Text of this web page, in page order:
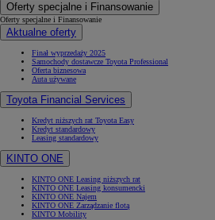
Oferty specjalne i Finansowanie
Oferty specjalne i Finansowanie
Aktualne oferty
Finał wyprzedaży 2025
Samochody dostawcze Toyota Professional
Oferta biznesowa
Auta używane
Toyota Financial Services
Kredyt niższych rat Toyota Easy
Kredyt standardowy
Leasing standardowy
KINTO ONE
KINTO ONE Leasing niższych rat
KINTO ONE Leasing konsumencki
KINTO ONE Najem
KINTO ONE Zarządzanie flotą
KINTO Mobility